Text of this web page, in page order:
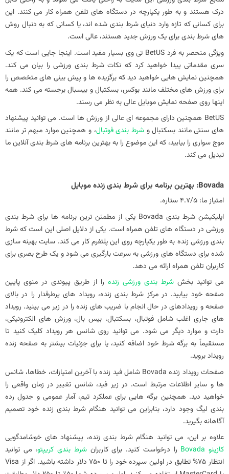
درک هستند و به طور یکپارچه در دستگاه های تلفن همراه کار می کنند. این
برای کسانی که تازه وارد دنیای شرط بندی شده اند، یا کسانی که به دنبال روش
های شرط بندی برای یک ورزش جدید هستند، عالی است.
ویژگی منحصر به فرد BetUS تی وی بسیار مفید است. اینجا جایی است که یک
سری مقدماتی پیدا خواهید کرد که نکات شرط بندی ورزشی را بیان می کند.
همچنین نمایش هایی خواهید دید که برگزیده ها و پیش بینی های متخصص را
برای ورزش های مختلف مانند بوکس، بسکتبال و بیسبال برجسته می کند. همه
اینها روی صفحه نمایش موبایل عالی به نظر می رسند.
‏BetUS همچنین دارای مجموعه ای عالی از ورزش ها است. می‌ توانید پیشنهاد
های سنتی مانند بسکتبال وشرط بندی فوتبال، و همچنین موارد مبهم‌ تر مانند
موج‌ سواری را بیابید، که این موضوع را به بهترین برنامه‌ های شرط‌ بندی آنلاین ما
تبدیل می‌ کند.
امتیاز ما: 4.7/5 ستاره.
‏اپلیکیشن شرط بندی Bovada یکی از مطمئن ترین برنامه ها برای شرط بندی
ورزشی در دستگاه های تلفن همراه است. یکی از دلایل اصلی این است که شرط
بندی ورزشی زنده به طور یکپارچه روی این پلتفرم کار می کند. سایت بهینه‌ سازی
شده برای دستگاه‌ های ورزشی به سرعت بارگیری می‌ شود و یک طرح بصری برای
کاربران تلفن همراه ارائه می‌ دهد.
می توانید بخش شرط بندی ورزشی زنده را از طریق پیوندی در منوی پایین
صفحه خود بیابید. در مرکز شرط‌ بندی زنده، رویداد های پرطرفدار را در بالای
صفحه و رویدادهای در حال انجام با ضریب‌ های زنده را در زیر می‌ بینید. رویداد
های جاری اغلب شامل فوتبال، بسکتبال، بیس بال، ورزش های الکترونیکی،
دارت و موارد دیگر می شود. می‌ توانید روی شانس هر رویداد کلیک کنید تا
مستقیماً به برگه شرط خود اضافه کنید، یا برای جزئیات بیشتر به صفحه زنده
رویداد بروید.
صفحات رویداد زنده Bovada شامل فید زنده با آخرین امتیازات، خطاها، شانس
ها و سایر اطلاعات مرتبط است. در زیر فید، شانس تغییر در زمان واقعی را
خواهید دید. همچنین برگه هایی برای عملکرد تیم، آمار عمومی و جدول رده
بندی لیگ وجود دارد، بنابراین می توانید هنگام شرط بندی زنده خود تصمیم
آگاهانه بگیرید.
علاوه بر این، می‌ توانید هنگام شرط‌ بندی زنده، پیشنهاد های خوشامدگویی
کازینو Bovada
را درخواست کنید. برای کاربرانشرط بندی کریپتو، می توانید
انتظار 75% تطابق در اولین سپرده خود را تا 750 دلار داشته باشید. اگر از Visa